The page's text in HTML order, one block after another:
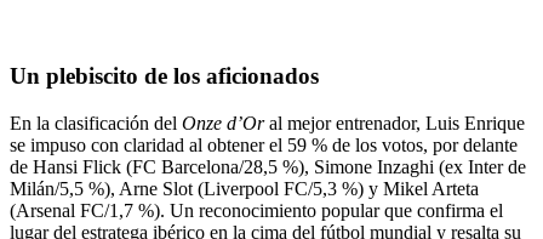
Un plebiscito de los aficionados
En la clasificación del Onze d’Oral mejor entrenador, Luis Enrique
se impuso con claridad al obtener el 59 % de los votos, por delante
de Hansi Flick (FC Barcelona/28,5 %), Simone Inzaghi (ex Inter de
Milán/5,5 %), Arne Slot (Liverpool FC/5,3 %) y Mikel Arteta
(Arsenal FC/1,7 %). Un reconocimiento popular que confirma el
lugar del estratega ibérico en la cima del fútbol mundial y resalta su